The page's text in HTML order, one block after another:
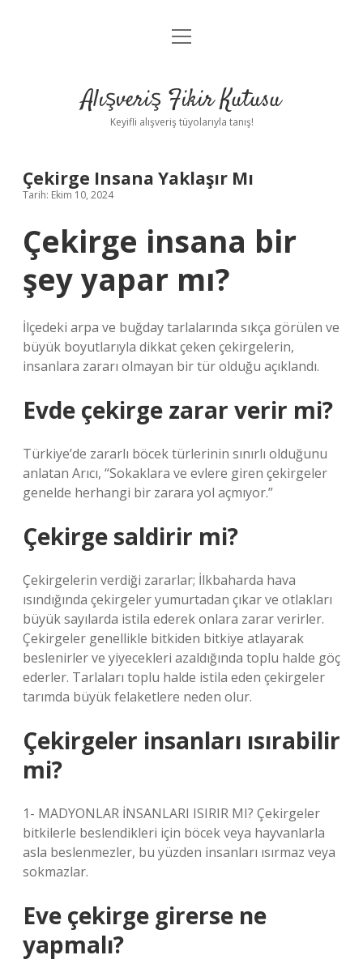
Anasayfa
Yasal Uyarı
menüyü
Alışveriş Fikir Kutusu
Keyifli alışveriş tüyolarıyla tanış!
Çekirge Insana Yaklaşır Mı
Tarih: Ekim 10, 2024
Çekirge insana bir
şey yapar mı?
İlçedeki arpa ve buğday tarlalarında sıkça görülen ve
büyük boyutlarıyla dikkat çeken çekirgelerin,
insanlara zararı olmayan bir tür olduğu açıklandı.
Evde çekirge zarar verir mi?
Türkiye’de zararlı böcek türlerinin sınırlı olduğunu
anlatan Arıcı, “Sokaklara ve evlere giren çekirgeler
genelde herhangi bir zarara yol açmıyor.”
Çekirge saldirir mi?
Çekirgelerin verdiği zararlar; İlkbaharda hava
ısındığında çekirgeler yumurtadan çıkar ve otlakları
büyük sayılarda istila ederek onlara zarar verirler.
Çekirgeler genellikle bitkiden bitkiye atlayarak
beslenirler ve yiyecekleri azaldığında toplu halde göç
ederler. Tarlaları toplu halde istila eden çekirgeler
tarımda büyük felaketlere neden olur.
Çekirgeler insanları ısırabilir
mi?
1- MADYONLAR İNSANLARI ISIRIR MI? Çekirgeler
bitkilerle beslendikleri için böcek veya hayvanlarla
asla beslenmezler, bu yüzden insanları ısırmaz veya
sokmazlar.
Eve çekirge girerse ne
yapmalı?